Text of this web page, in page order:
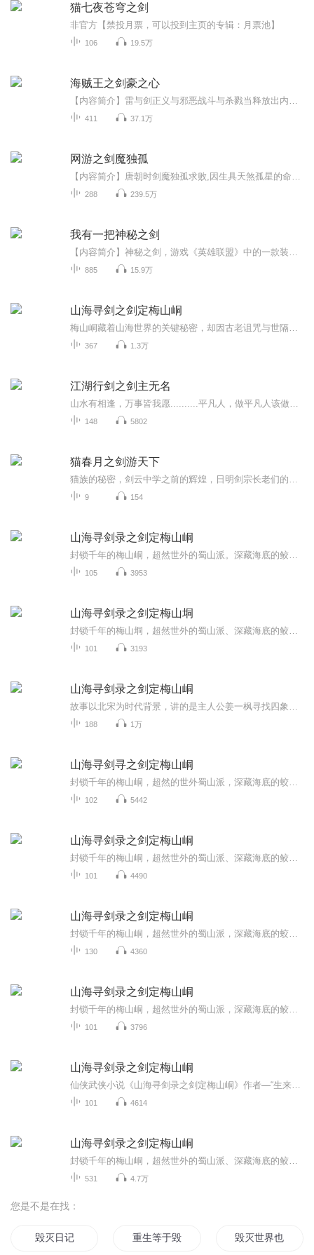
猫七夜苍穹之剑
非官方【禁投月票，可以投到主页的专辑：月票池】
106 19.5万
海贼王之剑豪之心
411 37.1万
网游之剑魔独孤
288 239.5万
我有一把神秘之剑
885 15.9万
山海寻剑之剑定梅山峒
367 1.3万
江湖行剑之剑主无名
148 5802
猫春月之剑游天下
9 154
山海寻剑录之剑定梅山峒
105 3953
山海寻剑录之剑定梅山垌
101 3193
山海寻剑录之剑定梅山峒
188 1万
山海寻剑寻之剑定梅山峒
102 5442
山海寻剑录之剑定梅山峒
101 4490
山海寻剑录之剑定梅山峒
130 4360
山海寻剑录之剑定梅山峒
101 3796
山海寻剑录之剑定梅山峒
101 4614
山海寻剑录之剑定梅山峒
531 4.7万
您是不是在找：
毁灭日记 重生等于毁灭 毁灭世界也可以